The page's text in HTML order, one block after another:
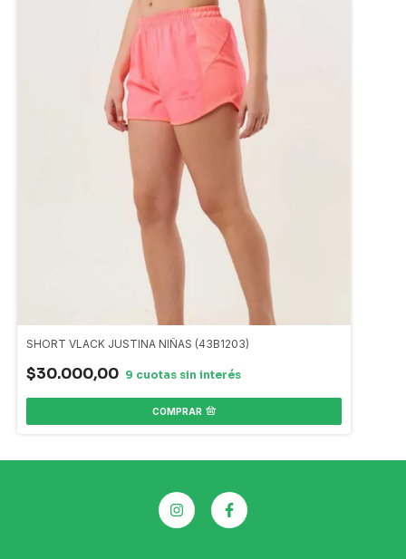
SHORT VLACK JUSTINA NIÑAS (43B1203)
$30.000,00
COMPRAR